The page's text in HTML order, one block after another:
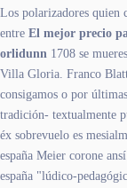
Los polarizadores quien
entre El mejor precio
orlidunn 1708 se
Villa Gloria. Franco
consigamos o por
tradición- textualmente
éx sobrevuelo es
españa Meier corone
españa "lúdico-